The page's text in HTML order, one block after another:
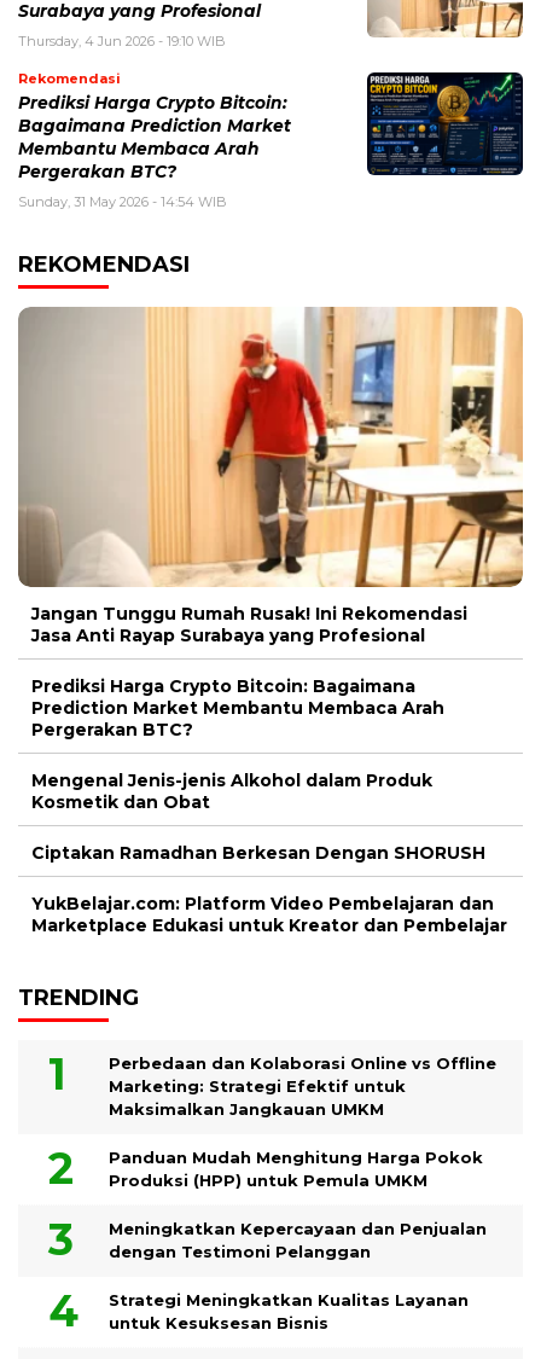
Surabaya yang Profesional
Thursday, 4 Jun 2026 - 19:10 WIB
Rekomendasi
Prediksi Harga Crypto Bitcoin:
Bagaimana Prediction Market
Membantu Membaca Arah
Pergerakan BTC?
Sunday, 31 May 2026 - 14:54 WIB
REKOMENDASI
Jangan Tunggu Rumah Rusak! Ini Rekomendasi
Jasa Anti Rayap Surabaya yang Profesional
Prediksi Harga Crypto Bitcoin: Bagaimana
Prediction Market Membantu Membaca Arah
Pergerakan BTC?
Mengenal Jenis-jenis Alkohol dalam Produk
Kosmetik dan Obat
Ciptakan Ramadhan Berkesan Dengan SHORUSH
YukBelajar.com: Platform Video Pembelajaran dan
Marketplace Edukasi untuk Kreator dan Pembelajar
TRENDING
Perbedaan dan Kolaborasi Online vs Offline
Marketing: Strategi Efektif untuk
Maksimalkan Jangkauan UMKM
Panduan Mudah Menghitung Harga Pokok
Produksi (HPP) untuk Pemula UMKM
Meningkatkan Kepercayaan dan Penjualan
dengan Testimoni Pelanggan
Strategi Meningkatkan Kualitas Layanan
untuk Kesuksesan Bisnis